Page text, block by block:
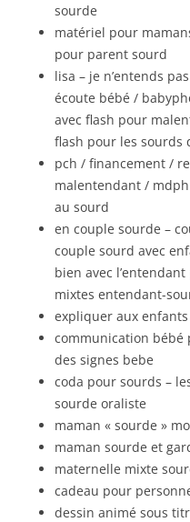
sourde
matériel pour
pour parent sourd
lisa – je n’entends
écoute bébé /
avec flash pour
flash pour les sourds
pch / financement /
malentendant / mdph
au sourd
en couple sourde –
couple sourd avec
bien avec
mixtes entendant-
expliquer aux
communication bébé
des signes bebe
coda pour sourds –
sourde oraliste
maman « sourde »
maman sourde et
maternelle mixte
cadeau pour
dessin animé sous